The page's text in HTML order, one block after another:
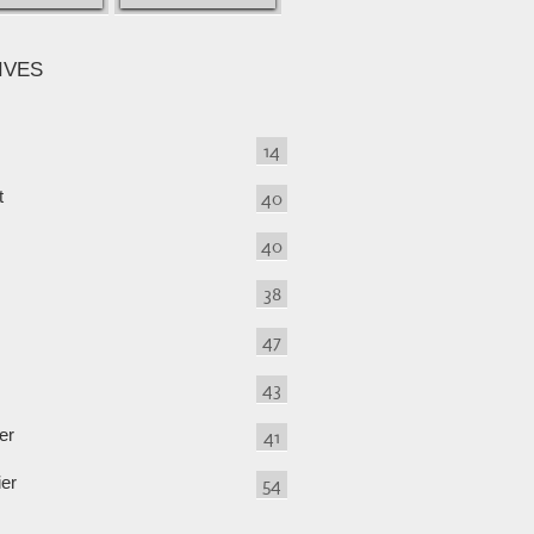
14
40
40
38
47
43
41
54